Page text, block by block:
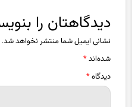
نشانی ایمیل شما منتشر نخواهد شد.
شده‌اند*
دیدگاه*